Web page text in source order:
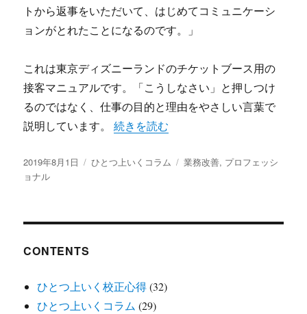
トから返事をいただいて、はじめてコミュニケーシ
ョンがとれたことになるのです。」
これは東京ディズニーランドのチケットブース用の
接客マニュアルです。「こうしなさい」と押しつけ
るのではなく、仕事の目的と理由をやさしい言葉で
説明しています。“読者を楽しませる” の
続きを読む
投
稿
2019年8月1日
カ
ー
ひとつ上いくコラム
タ
業務改善, プロフェッシ
ョナル
CONTENTS
ひとつ上いく校正心得(32)
ひとつ上いくコラム (29)